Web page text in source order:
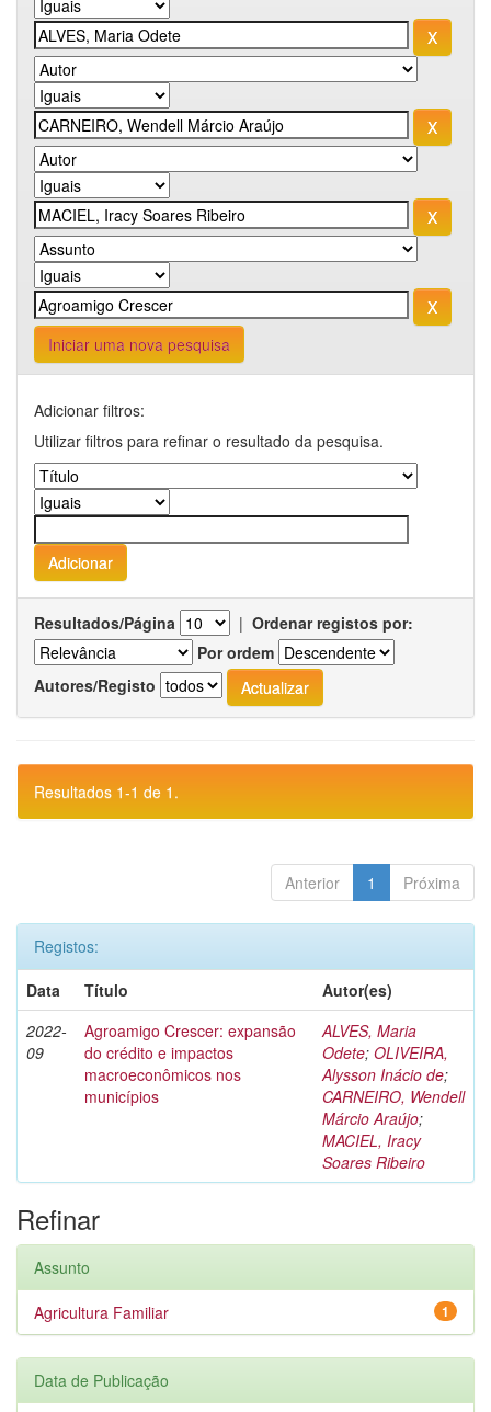
Iniciar uma nova pesquisa
Adicionar filtros:
Utilizar filtros para refinar o resultado da pesquisa.
Resultados/Página | Ordenar registos por:
Por ordem
Autores/Registo
Resultados 1-1 de 1.
Anterior 1 Próxima
Registos:
Data
Título
Autor(es)
2022-
09
Agroamigo Crescer: expansão
do crédito e impactos
macroeconômicos nos
municípios
ALVES, Maria
Odete; OLIVEIRA,
Alysson Inácio de;
CARNEIRO, Wendell
Márcio Araújo;
MACIEL, Iracy
Soares Ribeiro
Refinar
Assunto
1
Agricultura Familiar
Data de Publicação